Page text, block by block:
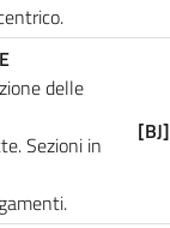
delle
Sezioni in